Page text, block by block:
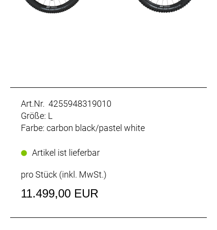
Art.Nr. 4255948319010
Größe: L
Farbe: carbon black/pastel white
Artikel ist lieferbar
pro Stück (inkl. MwSt.)
11.499,00 EUR